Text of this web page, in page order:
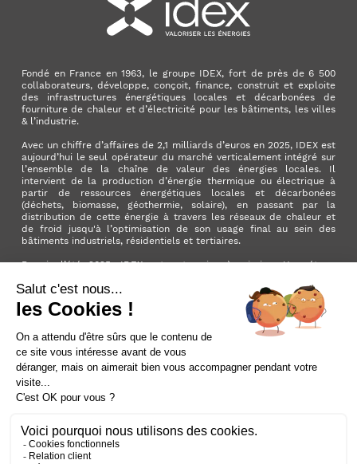
Fondé en France en 1963, le groupe IDEX, fort de près de 6 500
collaborateurs, développe, conçoit, finance, construit et exploite
des infrastructures énergétiques locales et décarbonées de
fourniture de chaleur et d’électricité pour les bâtiments, les villes
& l’industrie.
Avec un chiffre d’affaires de 2,1 milliards d’euros en 2025, IDEX est
aujourd’hui le seul opérateur du marché verticalement intégré sur
l’ensemble de la chaîne de valeur des énergies locales. Il
intervient de la production d’énergie thermique ou électrique à
partir de ressources énergétiques locales et décarbonées
(déchets, biomasse, géothermie, solaire), en passant par la
distribution de cette énergie à travers les réseaux de chaleur et
de froid jusqu'à l’optimisation de son usage final au sein des
bâtiments industriels, résidentiels et tertiaires.
Depuis l’été 2025, IDEX est entreprise à mission. Une étape
positif pour la planète et pour la société.
FacebookInstagramYouTube
Mentions légales